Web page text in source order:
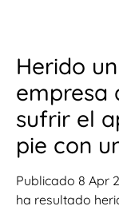
Herido
empresa
sufrir el
pie con
Publicado 8 Apr
ha resultado